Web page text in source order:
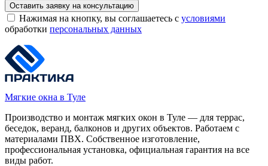
Оставить заявку на консультацию
Нажимая на кнопку, вы соглашаетесь с условиями
обработки персональных данных
Мягкие окна в Туле
Производство и монтаж мягких окон в Туле — для террас,
беседок, веранд, балконов и других объектов. Работаем с
материалами ПВХ. Собственное изготовление,
профессиональная установка, официальная гарантия на все
виды работ.